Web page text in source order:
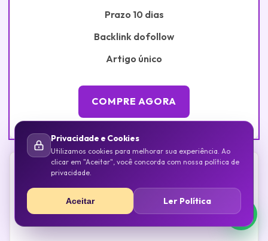
Prazo 10 dias
Backlink dofollow
Artigo único
COMPRE AGORA
20%
Pack 25 Backlinks
Privacidade e Cookies
Utilizamos cookies para melhorar sua experiência. Ao
clicar em "Aceitar", você concorda com nossa política de
privacidade.
Aceitar Ler Política